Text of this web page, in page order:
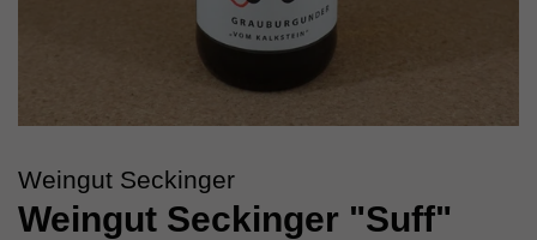
Weingut Seckinger
Weingut Seckinger "Suff"